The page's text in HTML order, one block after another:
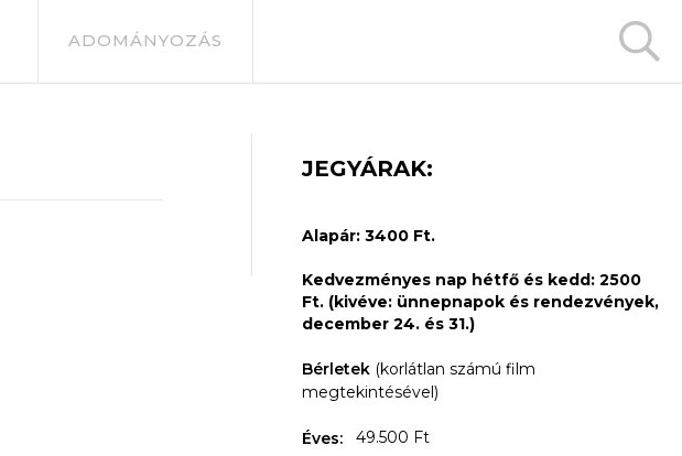
ADOMÁNYOZÁS
JEGYÁRAK:
Alapár: 3400 Ft.
Kedvezményes nap hétfő és kedd: 2500
Ft. (kivéve: ünnepnapok és rendezvények,
december 24. és 31.)
Bérletek (korlátlan számú film
megtekintésével)
Éves: 49.500 Ft